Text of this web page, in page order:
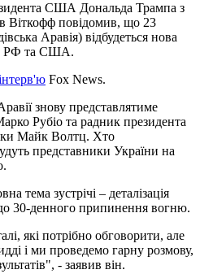
США Дональда Трампа з
Віткофф повідомив, що 23
Аравія) відбудеться нова
РФ та США.
Fox News.
знову представлятиме
Рубіо та радник президента
Майк Волтц. Хто
представники України на
тема зустрічі – деталізація
30-денного припинення вогню.
які потрібно обговорити, але
і ми проведемо гарну розмову,
- заявив він.